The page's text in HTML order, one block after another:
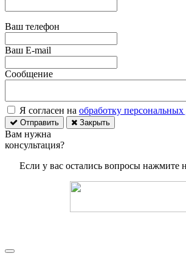
Ваш телефон
Ваш E-mail
Сообщение
Я согласен на обработку
Отправить Закрыть
Вам нужна
консультация?
Если у вас остались вопросы нажмите